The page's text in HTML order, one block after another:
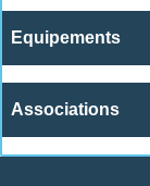
Equipements
Associations